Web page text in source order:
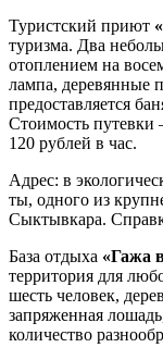
Туристский приют
туризма. Два
отоплением на
лампа, деревянные
предоставляется
Стоимость путевки
120 рублей в час.
Адрес: в
ты, одного из
Сыктывкара.
База отдыха «Гажа
территория для
шесть человек,
запряженная
количество